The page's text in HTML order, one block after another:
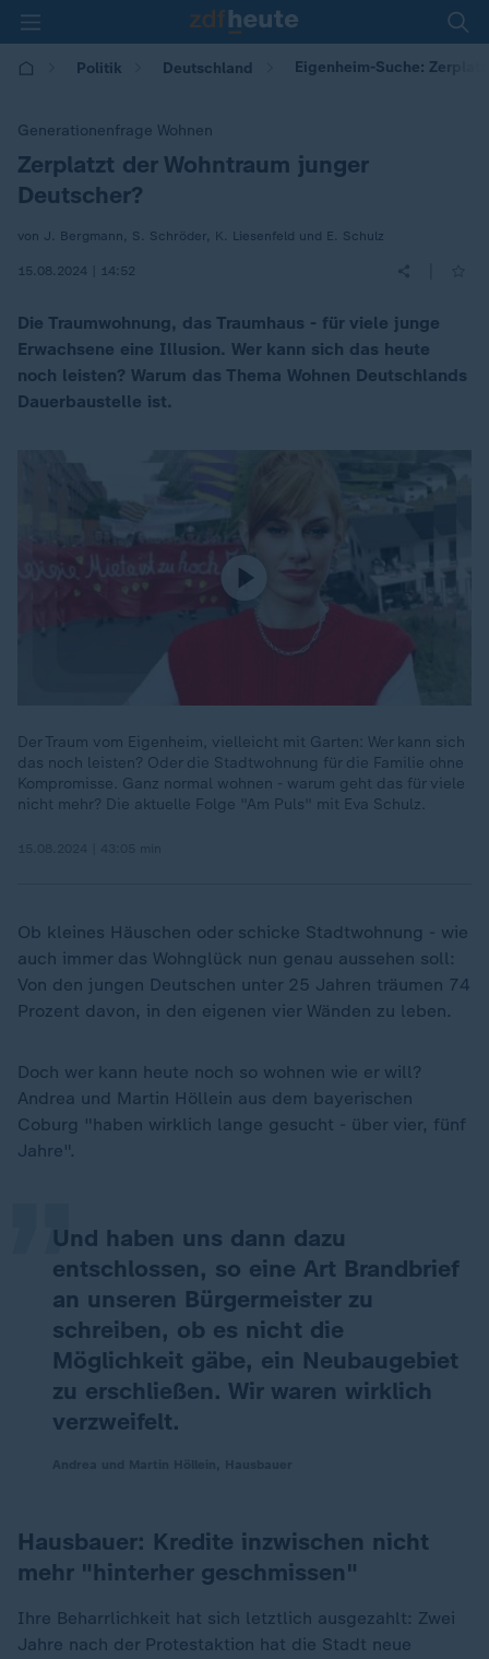
Politik Deutschland Eigenheim-Suche:
Generationenfrage Wohnen
:
Zerplatzt der Wohntraum junger
Deutscher?
von J. Bergmann, S. Schröder, K. Liesenfeld und E. Schulz
15.08.2024 | 14:52
Die Traumwohnung, das Traumhaus - für viele junge
Erwachsene eine Illusion. Wer kann sich das heute
noch leisten? Warum das Thema Wohnen Deutschlands
Dauerbaustelle ist.
Der Traum vom Eigenheim, vielleicht mit Garten: Wer kann sich
das noch leisten? Oder die Stadtwohnung für die Familie ohne
Kompromisse. Ganz normal wohnen - warum geht das für viele
nicht mehr? Die aktuelle Folge "Am Puls" mit Eva Schulz.
Ob kleines Häuschen oder schicke Stadtwohnung - wie
auch immer das Wohnglück nun genau aussehen soll:
Von den jungen Deutschen unter 25 Jahren träumen 74
Prozent davon, in den eigenen vier Wänden zu leben.
Doch wer kann heute noch so wohnen wie er will?
Andrea und Martin Höllein aus dem bayerischen
Coburg "haben wirklich lange gesucht - über vier, fünf
Jahre".
Und haben uns dann dazu
entschlossen, so eine Art Brandbrief
an unseren Bürgermeister zu
schreiben, ob es nicht die
Möglichkeit gäbe, ein Neubaugebiet
zu erschließen. Wir waren wirklich
verzweifelt.
„
Hausbauer: Kredite inzwischen nicht
mehr "hinterher geschmissen"
Ihre Beharrlichkeit hat sich letztlich ausgezahlt: Zwei
Jahre nach der Protestaktion hat die Stadt neue